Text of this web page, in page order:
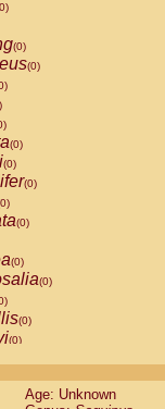
(0)
(0)
(0)
(0)
(0)
(0)
(0)
(0)
(0)
(0)
(0)
(0)Age: Unknown